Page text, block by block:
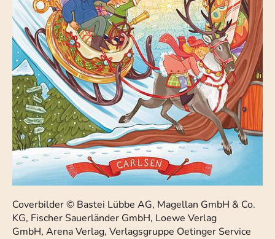
Coverbilder © Bastei Lübbe AG, Magellan GmbH & Co.
KG, Fischer Sauerländer GmbH, Loewe Verlag
GmbH, Arena Verlag, Verlagsgruppe Oetinger Service